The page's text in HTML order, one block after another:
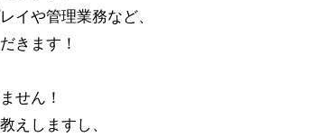
イや管理業務など、
きます！
せん！
えしますし、